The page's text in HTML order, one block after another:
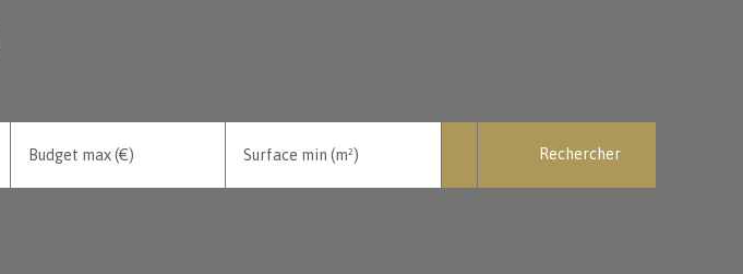
Budget max (€) Surface min (m²) Rechercher